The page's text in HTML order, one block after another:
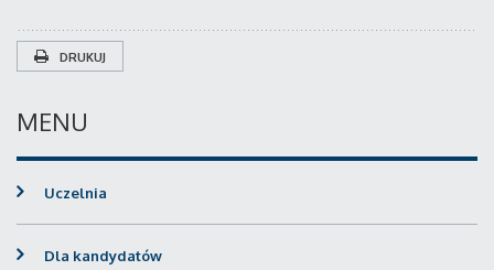
DRUKUJ
MENU
Uczelnia
Dla kandydatów